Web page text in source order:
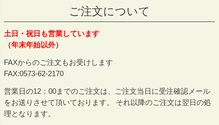
ご注文について
土日・祝日も営業しています
（年末年始以外）
FAXからのご注文もお受けします
FAX:0573-62-2170
営業日の12：00までのご注文は、ご注文当日に受注確認メール
をお送りさせて頂いております。 それ以降のご注文は翌日の処
理となります。